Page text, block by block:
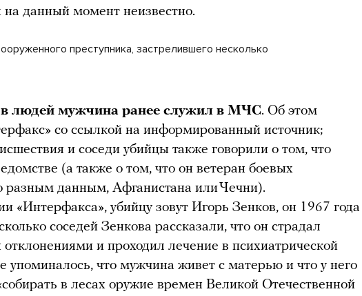
на данный момент неизвестно.
преступника, застрелившего несколько
людей мужчина ранее служил в МЧС. Об этом
со ссылкой на информированный источник;
и соседи убийцы также говорили о том, что
(а также о том, что он ветеран боевых
разным данным, Афганистана или Чечни).
«Интерфакса», убийцу зовут Игорь Зенков, он 1967 года
соседей Зенкова рассказали, что он страдал
и проходил лечение в психиатрической
упоминалось, что мужчина живет с матерью и что у него
в лесах оружие времен Великой Отечественной